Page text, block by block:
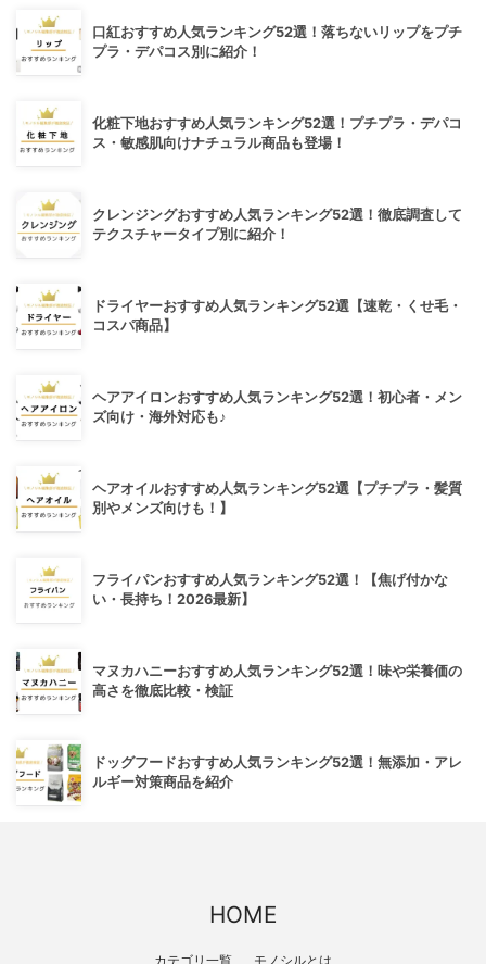
口紅おすすめ人気ランキング52選！落ちないリップをプチ
プラ・デパコス別に紹介！
化粧下地おすすめ人気ランキング52選！プチプラ・デパコ
ス・敏感肌向けナチュラル商品も登場！
クレンジングおすすめ人気ランキング52選！徹底調査して
テクスチャータイプ別に紹介！
ドライヤーおすすめ人気ランキング52選【速乾・くせ毛・
コスパ商品】
ヘアアイロンおすすめ人気ランキング52選！初心者・メン
ズ向け・海外対応も♪
ヘアオイルおすすめ人気ランキング52選【プチプラ・髪質
別やメンズ向けも！】
フライパンおすすめ人気ランキング52選！【焦げ付かな
い・長持ち！2026最新】
マヌカハニーおすすめ人気ランキング52選！味や栄養価の
高さを徹底比較・検証
ドッグフードおすすめ人気ランキング52選！無添加・アレ
ルギー対策商品を紹介
HOME
カテゴリ一覧 モノシルとは